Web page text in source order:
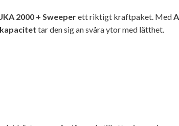
2000 + Sweeperett riktigt kraftpaket. Med
tar den sig an svåra ytor med lätthet.